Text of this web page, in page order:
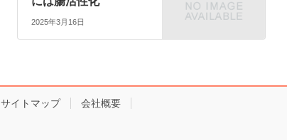
2025年3月16日
サイトマップ 会社概要